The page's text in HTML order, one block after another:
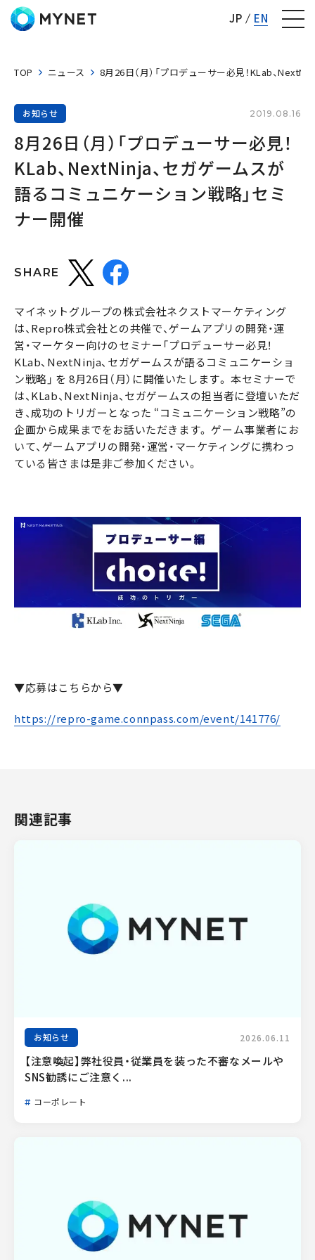
JP EN
TOP ニュース 8月26日（月）「プロデューサー必見！KLab、
お知らせ 2019.08.16
8月26日（月）「プロデューサー必見！
KLab、NextNinja、セガゲームスが
語るコミュニケーション戦略」セミ
ナー開催
SHARE
マイネットグループの株式会社ネクストマーケティング
は、Repro株式会社との共催で、ゲームアプリの開発・運
営・マーケター向けのセミナー「プロデューサー必見！
KLab、NextNinja、セガゲームスが語るコミュニケーショ
ン戦略」 を 8月26日（月）に開催いたします。 本セミナーで
は、KLab、NextNinja、セガゲームスの担当者に登壇いただ
き、成功のトリガーとなった “コミュニケーション戦略”の
企画から成果までをお話いただきます。 ゲーム事業者にお
いて、ゲームアプリの開発・運営・マーケティングに携わっ
ている皆さまは是非ご参加ください。
▼応募はこちらから▼
https://repro-game.connpass.com/event/141776/
関連記事
お知らせ 2026.06.11
【注意喚起】弊社役員・従業員を装った不審なメールや
SNS勧誘にご注意く...
コーポレート